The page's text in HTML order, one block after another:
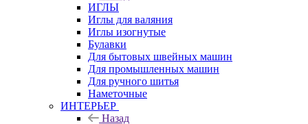
ИГЛЫ
Иглы для валяния
Иглы изогнутые
Булавки
Для бытовых швейных машин
Для промышленных машин
Для ручного шитья
Наметочные
ИНТЕРЬЕР
Назад